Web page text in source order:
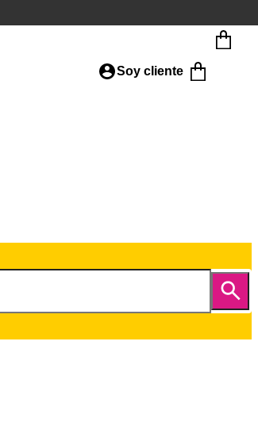
Soy cliente